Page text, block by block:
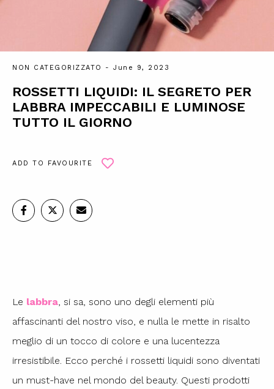
NON CATEGORIZZATO - June 9, 2023
ROSSETTI LIQUIDI: IL SEGRETO PER
LABBRA IMPECCABILI E LUMINOSE
TUTTO IL GIORNO
ADD TO FAVOURITE
Le labbra , si sa, sono uno degli elementi più
affascinanti del nostro viso, e nulla le mette in risalto
meglio di un tocco di colore e una lucentezza
irresistibile. Ecco perché i rossetti liquidi sono diventati
un must-have nel mondo del beauty. Questi prodotti